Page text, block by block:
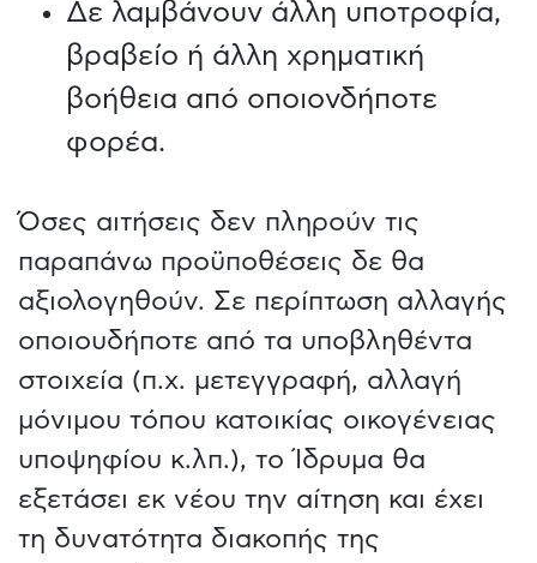
Δε λαμβάνουν άλλη υποτροφία,
βραβείο ή άλλη χρηματική
βοήθεια από οποιονδήποτε
φορέα.
Όσες αιτήσεις δεν πληρούν τις
παραπάνω προϋποθέσεις δε θα
αξιολογηθούν. Σε περίπτωση αλλαγής
οποιουδήποτε από τα υποβληθέντα
στοιχεία (π.χ. μετεγγραφή, αλλαγή
μόνιμου τόπου κατοικίας οικογένειας
υποψηφίου κ.λπ.), το Ίδρυμα θα
εξετάσει εκ νέου την αίτηση και έχει
τη δυνατότητα διακοπής της